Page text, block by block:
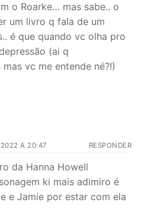
o Roarke… mas sabe.. o
um livro q fala de um
é que quando vc olha pro
(ai q
vc me entende né?!)
2022 A 20:47 RESPONDER
da Hanna Howell
ki mais adimiro é
e Jamie por estar com ela